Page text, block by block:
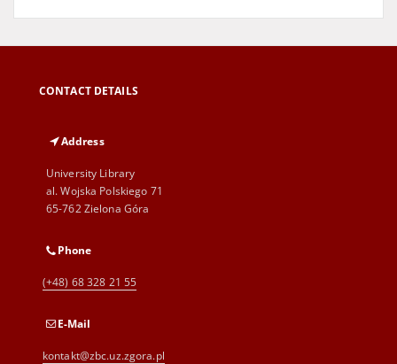
CONTACT DETAILS
Address
University Library
al. Wojska Polskiego 71
65-762 Zielona Góra
Phone
(+48) 68 328 21 55
E-Mail
kontakt@zbc.uz.zgora.pl